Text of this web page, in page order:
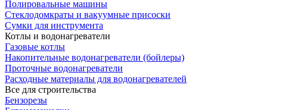
Полировальные машины
Стеклодомкраты и вакуумные присоски
Сумки для инструмента
Котлы и водонагреватели
Газовые котлы
Накопительные водонагреватели (бойлеры)
Проточные водонагреватели
Расходные материалы для водонагревателей
Все для строительства
Бензорезы